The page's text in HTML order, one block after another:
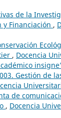
de la
y Financiación ,
, Docencia
Gestión de
de
, Docencia